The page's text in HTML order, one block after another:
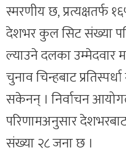
स्मरणीय छ, प्रत्यक्षतर्फ
देशभर कुल सिट संख्या
ल्याउने दलका उम्मेदवार
चुनाव चिन्हबाट
सकेनन् । निर्वाचन
परिणामअनुसार
संख्या २८ जना छ ।